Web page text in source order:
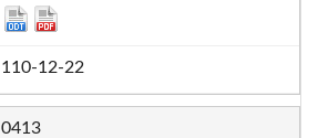
110-12-22
0413